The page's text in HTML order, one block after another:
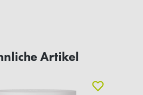
Artikel